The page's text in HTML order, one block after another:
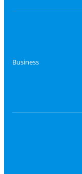
Business